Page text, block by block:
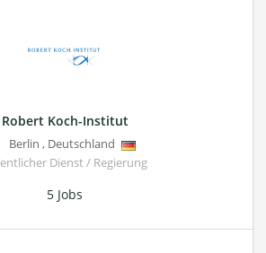
Robert Koch-Institut
Berlin , Deutschland
Dienst / Regierung
5 Jobs